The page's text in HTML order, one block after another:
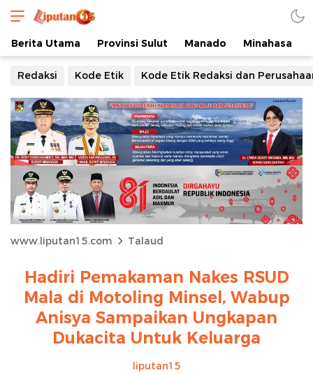
Berita Utama Provinsi Sulut Manado Minahasa
Redaksi Kode Etik Kode Etik Redaksi dan
www.liputan15.com Talaud
Hadiri Pemakaman Nakes RSUD
Mala di Motoling Minsel, Wabup
Anisya Sampaikan Ungkapan
Dukacita Untuk Keluarga
liputan15